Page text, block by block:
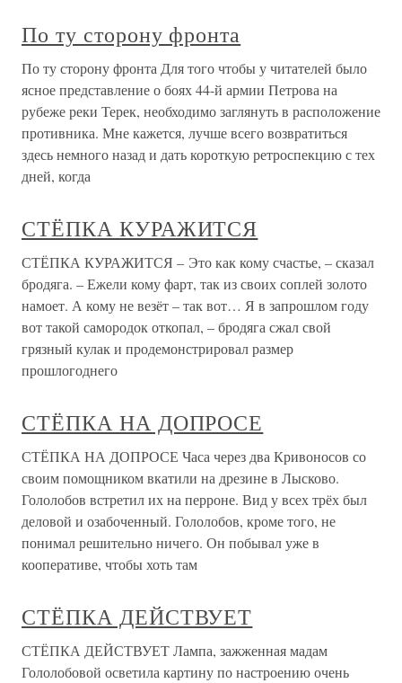
По ту сторону фронта
По ту сторону фронта Для того чтобы у читателей было
ясное представление о боях 44-й армии Петрова на
рубеже реки Терек, необходимо заглянуть в расположение
противника. Мне кажется, лучше всего возвратиться
здесь немного назад и дать короткую ретроспекцию с тех
дней, когда
СТЁПКА КУРАЖИТСЯ
СТЁПКА КУРАЖИТСЯ – Это как кому счастье, – сказал
бродяга. – Ежели кому фарт, так из своих соплей золото
намоет. А кому не везёт – так вот… Я в запрошлом году
вот такой самородок откопал, – бродяга сжал свой
грязный кулак и продемонстрировал размер
прошлогоднего
СТЁПКА НА ДОПРОСЕ
СТЁПКА НА ДОПРОСЕ Часа через два Кривоносов со
своим помощником вкатили на дрезине в Лысково.
Гололобов встретил их на перроне. Вид у всех трёх был
деловой и озабоченный. Гололобов, кроме того, не
понимал решительно ничего. Он побывал уже в
кооперативе, чтобы хоть там
СТЁПКА ДЕЙСТВУЕТ
СТЁПКА ДЕЙСТВУЕТ Лампа, зажженная мадам
Гололобовой осветила картину по настроению очень